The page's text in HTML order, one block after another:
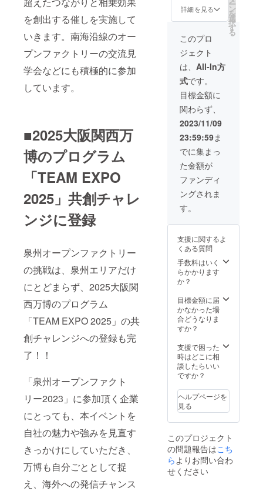
を創出する催しを実施して
いきます。南海沿線のオー
プンファクトリーの交流⾒
学会などにも積極的に参加
しています。
■2025⼤阪関⻄万
博のプログラム
「TEAM EXPO
2025」共創チャレ
ンジに登録
泉州オープンファクトリー
の挑戦は、泉州エリアだけ
にとどまらず、2025⼤阪関
⻄万博のプログラム
「TEAM EXPO 2025」の共
創チャレンジへの登録も完
了！！
「泉州オープンファクト
リー2023」に参加頂く企業
にとっても、本イベントを
自社の魅力や強みを見直す
きっかけにしていただき、
万博も⾃分ごととして捉
え、海外への発信チャンス
培の良
質な豆
アラビ
カ神
山」を
100％使
スペ
シャル
ティ
コー
ヒー。
神山の
持つ甘
みとコ
クを引
き出し
ながら
も、究
極まで
イタリ
アン
ロース
トで
す。奥
行きの
しめる
当店の
自信作
リ・ア
ラビカ
神山〉
デカ
カフェ
えない
コクと
豊かな
薫り 無
農薬栽
培の
「バリ
㎝）ど
れか1個
びくだ
さい。
※スタン
プの
データ
は
illustrat
orデー
タでの
提出を
お願い
しま
す。
（相談
可） ※
スタン
プイン
キは付
ます。
※レギン
イツ／
ML or
LLより
それぞ
れ選択
いただ
けま
す。
～
165cm
プ90～
103cm /
身長155
～
カ
ラー：
ブラッ
ク無地
※こちら
のリ
ターン
は中野
産業株
式会社
様から
発送し
ます。
イツ／
ML or
LLより
それぞ
れ選択
いただ
ナップ
て5本
です。
【セッ
容】 ＜
水なす
ピクル
ス和風
mix＞
の「水
なすピ
ス」は
大阪泉
特産の
ていま
す。灰
汁が無
く、フ
ルー
ティで
ので生
で食べ
てもお
です。
＜6種の
フルー
ツコン
＞ コン
とはシ
ロップ
たフ
ルーツ
のこ
と。フ
全く新
ングで
州玉ね
ぎの美
味しさ
を存分
に活か
し、そ
の泉州
玉ねぎ
スにに
国産野
菜を５
０％以
上使用
し、 安
心安全
料・化
学調味
料・合
成着色
料無添
加のド
ハーブ
とアロ
マテラ
持った
料理家
が監修
してい
で、 か
けるだ
けで豊
かな香
味しさ
を味
わって
いただ
けま
ショッ
プとい
倍サイ
ズ昆虫
シリー
ズ！ 昆
虫の形
をリア
ルに組
み立て
ていき
ます。
出来上
がりの
昆虫は
迫力満
点。 他
にもお
子様か
ら高齢
楽しめ
に合わ
せての
ワーク
ショッ
いま
す。 工
作だけ
ルの秘
密や段
ボール
設計の
さ、
SDGｓ
につい
てなど
の皆さ
まに合
わせて
ご紹介
させて
詳細を見る ー
ン
を
選
択
す
る
このプロ
ジェクト
は、 All-In方
式です。
目標金額に
関わらず、
2023/11/09
23:59:59ま
でに集まっ
た金額が
ファンディ
ングされま
す。
支援に関するよ
くある質問
手数料はいく
らかかります
か？
目標金額に届
かなかった場
合どうなりま
すか？
支援で困った
時はどこに相
談したらいい
ですか？
ヘルプページを
見る
このプロジェクト
の問題報告はこち
らよりお問い合わ
せください